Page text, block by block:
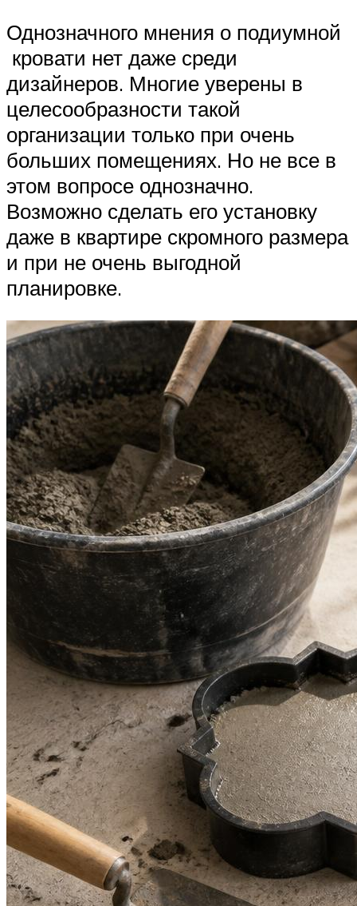
Однозначного мнения о подиумной
кровати нет даже среди
дизайнеров. Многие уверены в
целесообразности такой
организации только при очень
больших помещениях. Но не все в
этом вопросе однозначно.
Возможно сделать его установку
даже в квартире скромного размера
и при не очень выгодной
планировке.